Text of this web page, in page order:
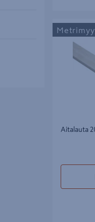
Aitalauta
Aitalauta